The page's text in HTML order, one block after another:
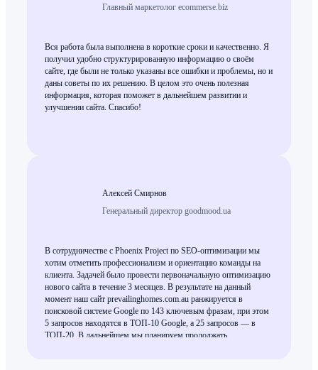
Главный маркетолог ecommerse.biz
Вся работа была выполнена в короткие сроки и качественно. Я
получил удобно структурированную информацию о своём
сайте, где были не только указаны все ошибки и проблемы, но и
даны советы по их решению. В целом это очень полезная
информация, которая поможет в дальнейшем развитии и
улучшении сайта. Спасибо!
Алексей Смирнов
Генеральный директор goodmood.ua
В сотрудничестве с Phoenix Project по SEO-оптимизации мы
хотим отметить профессионализм и ориентацию команды на
клиента. Задачей было провести первоначальную оптимизацию
нового сайта в течение 3 месяцев. В результате на данный
момент наш сайт prevailinghomes.com.au ранжируется в
поисковой системе Google по 143 ключевым фразам, при этом
5 запросов находятся в ТОП-10 Google, а 25 запросов — в
ТОП-20. В дальнейшем мы планируем продолжать